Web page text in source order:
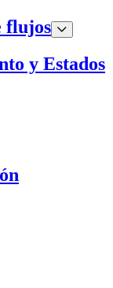
flujos
y Estados